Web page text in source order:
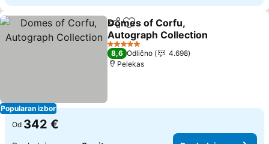
Popularan izbor
Deli Dodati u favorite
Domes of Corfu,
Autograph Collection
5 Zvezdice
8,6 Odlično
4.698
Pelekas
Od 342 €